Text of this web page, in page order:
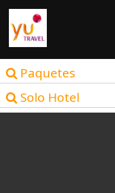
Paquetes
Solo Hotel